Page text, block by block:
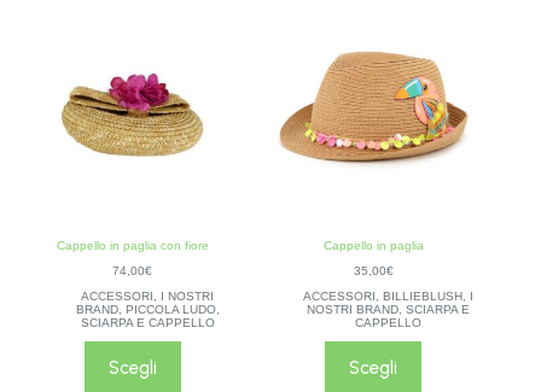
Cappello in paglia con fiore
74,00€
ACCESSORI
I NOSTRI
BRAND, PICCOLA LUDO,
SCIARPA E CAPPELLO
Scegli
Cappello in paglia
35,00€
ACCESSORI
,BILLIEBLUSH
I
NOSTRI BRAND ,SCIARPA E
CAPPELLO
Scegli